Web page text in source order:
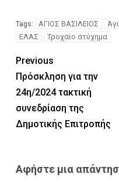
Tags: ΑΓΙΟΣ ΒΑΣΙΛΕΙΟΣ
ΕΛΑΣ
Τροχαίο ατύχημα
Previous
Πρόσκληση για την
24η/2024 τακτική
συνεδρίαση της
Δημοτικής Επιτροπής
Αφήστε μια